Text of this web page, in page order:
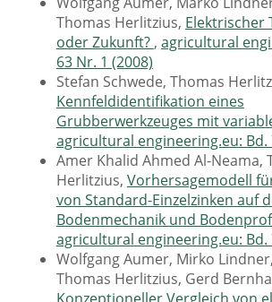
Thomas Herlitzius, Elektrischer
oder Zukunft? , agricultural
63 Nr. 1 (2008)
Stefan Schwede, Thomas
Kennfeldidentifikation eines
Grubberwerkzeuges mit
agricultural engineering.eu: Bd.
Amer Khalid Ahmed Al-Neama,
Herlitzius, Vorhersagemodell
von Standard-Einzelzinken auf
Bodenmechanik und
agricultural engineering.eu: Bd.
Wolfgang Aumer, Mirko
Thomas Herlitzius, Gerd